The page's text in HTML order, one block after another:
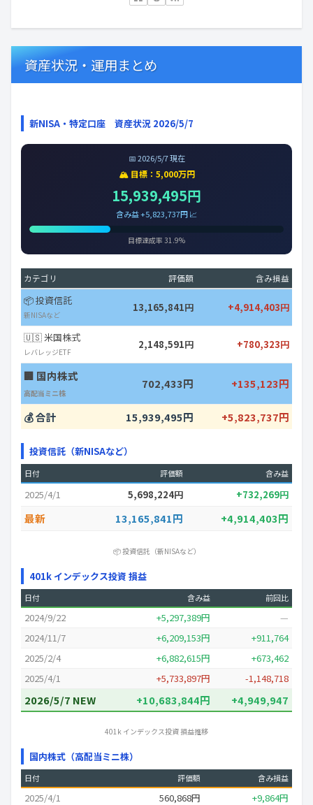
資産状況・運用まとめ
新NISA・特定口座 資産状況 2026/5/7
📅 2026/5/7 現在
🏔️ 目標：5,000万円
15,939,495円
含み益 +5,823,737円 📈
目標達成率 31.9%
カテゴリ 評価額 含み損益
📦 投資信託
新NISAなど
13,165,841円 +4,914,403円
🇺🇸 米国株式
レバレッジETF
2,148,591円 +780,323円
🏢 国内株式
高配当ミニ株
702,433円 +135,123円
💰 合計 15,939,495円 +5,823,737円
投資信託（新NISAなど）
日付 評価額 含み益
2025/4/1 5,698,224円 +732,269円
最新 13,165,841円 +4,914,403円
📦 投資信託（新NISAなど）
401k インデックス投資 損益
日付 含み益 前回比
2024/9/22 +5,297,389円
—
2024/11/7
+6,209,153円
+911,764
2025/2/4
+6,882,615円
+673,462
2025/4/1
+5,733,897円 -1,148,718
2026/5/7 NEW +10,683,844円 +4,949,947
401k インデックス投資 損益推移
国内株式（高配当ミニ株）
日付 評価額 含み損益
2025/4/1 560,868円 +9,864円